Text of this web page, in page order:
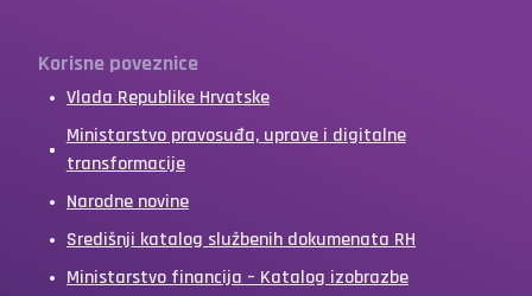
Korisne poveznice
Vlada Republike Hrvatske
Ministarstvo pravosuđa, uprave i digitalne
transformacije
Narodne novine
Središnji katalog službenih dokumenata RH
Ministarstvo financija – Katalog izobrazbe